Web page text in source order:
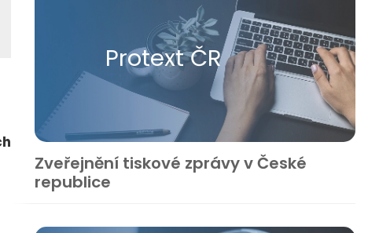
Protext ČR
Zveřejnění tiskové zprávy v České
republice